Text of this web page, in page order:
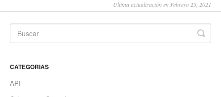
Ultima actualización en Febrero 25, 2021
CATEGORIAS
API